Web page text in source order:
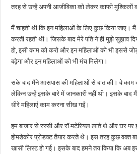
तरह से उन्हें अपनी आजीविका को लेकर काफी मुश्किलों
मैं चाहती थी कि इन महिलाओं के लिए कुछ किया जाए।
करती रहती थी। जिसके बाद मेरे पति ने ही मुझे सुझाव
हो, इसी काम को करो और इन महिलाओं को भी इससे
बढ़ेगा और इन महिलाओं को भी मंच मिलेगा।
सके बाद मैंने आसपास की महिलाओं से बात की। वे काम
लेकिन उन्हें इसके बारे में जानकारी नहीं थी। इसके बाद
धीरे महिलाएं काम करना सीख गईं।
हम बाजार से रस्सी और रॉ मटेरियल लाते थे और घर पर
होमडेकोर प्रोडक्ट तैयार करते थे। इस तरह कुछ वक्त
खासी लिस्ट हो गई। इसके बाद हमने तय किया कि